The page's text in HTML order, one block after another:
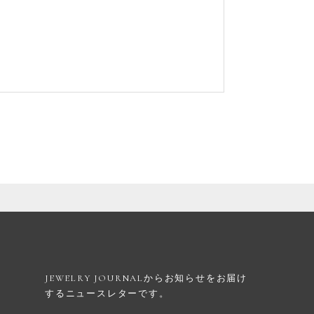
JEWELRY JOURNALからお知らせを お届け
するニュースレターです。